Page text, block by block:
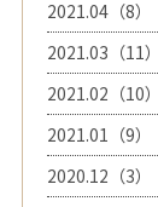
2021.04（8）
2021.03（11）
2021.02（10）
2021.01（9）
2020.12（3）